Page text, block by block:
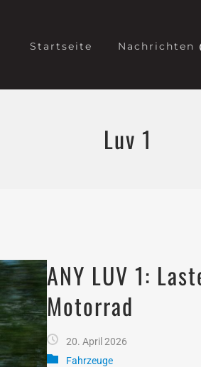
Startseite Nachrichten
Luv 1
ANY LUV 1:
Motorrad
20. April 2026
Fahrzeuge